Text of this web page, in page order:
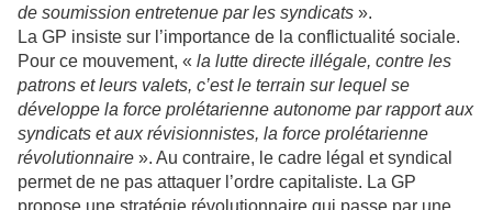
de soumission entretenue par les syndicats ».
La GP insiste sur l’importance de la conflictualité sociale.
Pour ce mouvement, « la lutte directe illégale, contre les
patrons et leurs valets, c’est le terrain sur lequel se
développe la force prolétarienne autonome par rapport aux
syndicats et aux révisionnistes, la force prolétarienne
révolutionnaire ». Au contraire, le cadre légal et syndical
permet de ne pas attaquer l’ordre capitaliste. La GP